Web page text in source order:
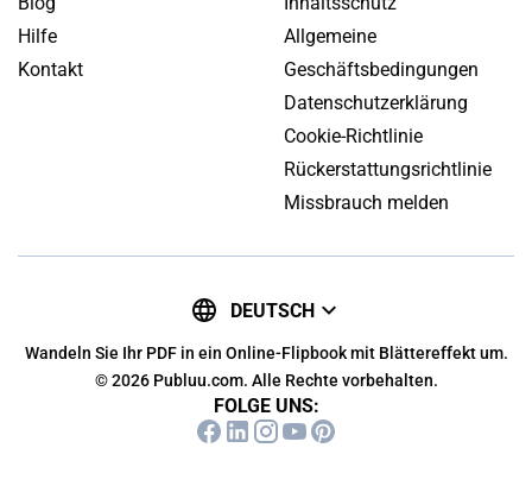
Hilfe
Kontakt
Allgemeine
Geschäftsbedingungen
Datenschutzerklärung
Cookie-Richtlinie
Rückerstattungsrichtlinie
Missbrauch melden
DEUTSCH
Wandeln Sie Ihr PDF in ein Online-Flipbook mit Blättereffekt um.
© 2026 Publuu.com. Alle Rechte vorbehalten.
FOLGE UNS: